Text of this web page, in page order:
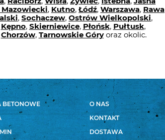
, Kutno, Łódź, Warszawa, Rawa
, Sochaczew, Ostrów Wielkopolski,
Kępno, Skierniewice, Płońsk, Pułtusk,
Chorzów, Tarnowskie Góryoraz okolic.
BETONOWE O NAS
KONTAKT
DOSTAWA